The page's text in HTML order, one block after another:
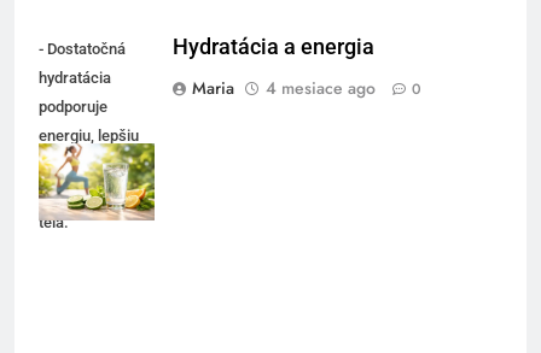
- Dostatočná
hydratácia
podporuje
energiu, lepšiu
koncentráciu a
celkovú vitalitu
tela.
Hydratácia a energia
Maria
4 mesiace ago 0